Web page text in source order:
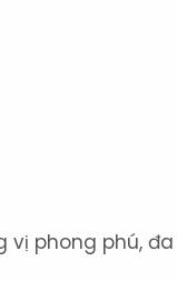
vị phong phú, đa